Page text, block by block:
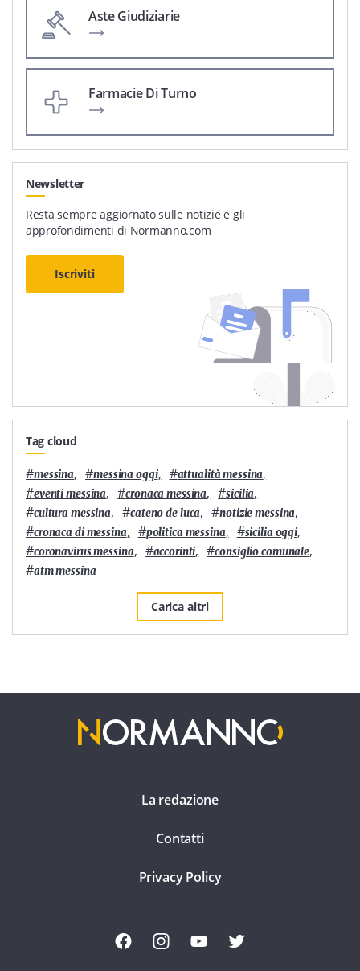
Aste Giudiziarie
Farmacie Di Turno
Newsletter
Resta sempre aggiornato sulle notizie e gli
approfondimenti di Normanno.com
Iscriviti
Tag cloud
#messina, #messina oggi, #attualità messina,
#eventi messina, #cronaca messina, #sicilia,
#cultura messina, #cateno de luca, #notizie messina,
#cronaca di messina, #politica messina, #sicilia oggi,
#coronavirus messina, #accorinti, #consiglio comunale,
#atm messina
Carica altri
La redazione
Contatti
Privacy Policy